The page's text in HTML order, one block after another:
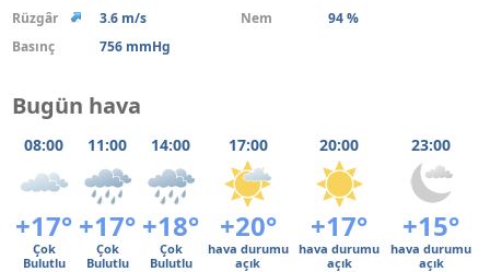
Rüzgâr
3.6 m/s Nem
94 %
Basınç
756 mmHg
Bugün hava
08:00 11:00 14:00 17:00 20:00 23:00
+17° +17° +18° +20° +17° +15°
Çok
Bulutlu
Çok
Bulutlu
Çok
Bulutlu
hava durumu
açık
hava durumu
açık
hava durumu
açık